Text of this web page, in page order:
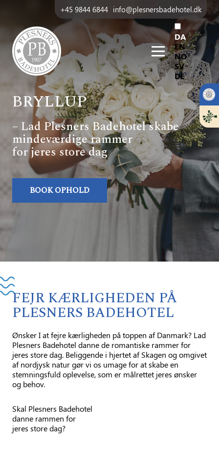
+45 9844 6844 info@plesnersbadehotel.dk
DA
EN
NO
SV
DE
BRYLLUP
– Lad Plesners Badehotel skabe
mindeværdige rammer
for jeres store dag
BOOK OPHOLD
FEJR KÆRLIGHEDEN PÅ
PLESNERS BADEHOTEL
Ønsker I at fejre kærligheden på toppen af Danmark? Lad
Plesners Badehotel danne de romantiske rammer for
jeres store dag. Beliggende i hjertet af Skagen og omgivet
af nordjysk natur gør vi os umage for at skabe en
stemningsfuld oplevelse, som er målrettet jeres ønsker
og behov.
Skal Plesners Badehotel
danne rammen for
jeres store dag?